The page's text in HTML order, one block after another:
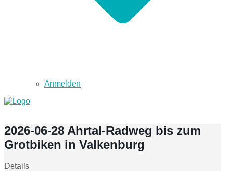
Anmelden
2026-06-28 Ahrtal-Radweg bis zum
Grotbiken in Valkenburg
Details